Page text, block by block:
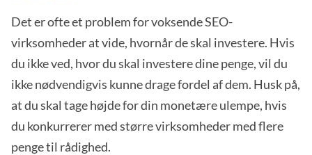
Det er ofte et problem for voksende SEO-
virksomheder at vide, hvornår de skal investere. Hvis
du ikke ved, hvor du skal investere dine penge, vil du
ikke nødvendigvis kunne drage fordel af dem. Husk på,
at du skal tage højde for din monetære ulempe, hvis
du konkurrerer med større virksomheder med flere
penge til rådighed.